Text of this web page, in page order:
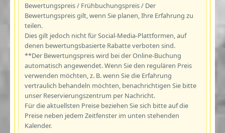
Bewertungspreis / Frühbuchungspreis / Der
Bewertungspreis gilt, wenn Sie planen, Ihre Erfahrung zu
teilen.
Dies gilt jedoch nicht für Social-Media-Plattformen, auf
denen bewertungsbasierte Rabatte verboten sind.
**Der Bewertungspreis wird bei der Online-Buchung
automatisch angewendet. Wenn Sie den regulären Preis
verwenden möchten, z. B. wenn Sie die Erfahrung
vertraulich behandeln möchten, benachrichtigen Sie bitte
unser Reservierungszentrum per Nachricht.
Für die aktuellsten Preise beziehen Sie sich bitte auf die
Preise neben jedem Zeitfenster im unten stehenden
Kalender.